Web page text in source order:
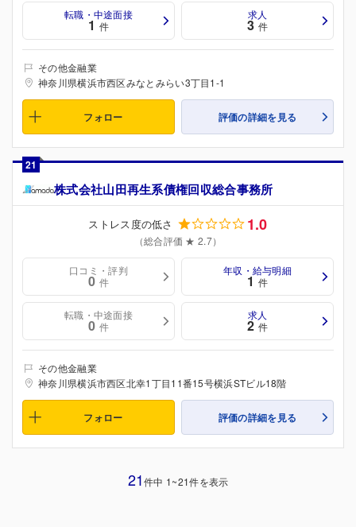
転職・中途面接
1 件
求人
3 件
その他金融業
神奈川県横浜市西区みなとみらい3丁目1-1
フォロー 評価の詳細を見る
21
株式会社山田再生系債権回収総合事務所
ストレス度の低さ 1.0
（総合評価 ★ 2.7）
口コミ・評判
0 件
年収・給与明細
1 件
転職・中途面接
0 件
求人
2 件
その他金融業
神奈川県横浜市西区北幸1丁目11番15号横浜STビル18階
フォロー 評価の詳細を見る
21件中 1~21件を表示